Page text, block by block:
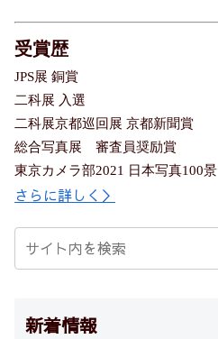
受賞歴
JPS展 銅賞
二科展 入選
二科展京都巡回展 京都新聞賞
総合写真展 審査員奨励賞
東京カメラ部2021 日本写真100景
さらに詳しく＞
新着情報